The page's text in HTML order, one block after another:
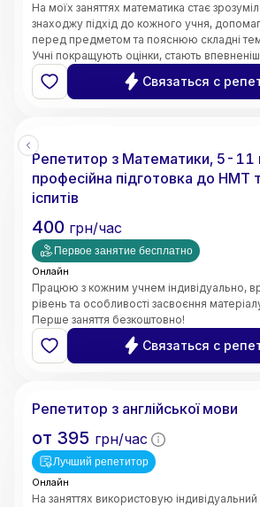
На моїх заняттях математика стає
знаходжу підхід до кожного учня,
перед предметом та пояснюю складні
Учні покращують оцінки, стають
знаннях і починають розуміти математику,
заучувати.
Связаться с
Репетитор з Математики, 5-11
професійна підготовка до НМТ
іспитів
400 грн/час
Первое занятие бесплатно
Онлайн
Працюю з кожним учнем індивідуально,
рівень та особливості засвоєння
Перше заняття безкоштовно!
Связаться с
Репетитор з англійської мови
от 395 грн/час
Лучший репетитор
Онлайн
На заняттях використовую